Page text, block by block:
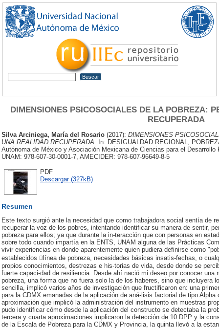
DIMENSIONES PSICOSOCIALES DE LA POBREZA:
RECUPERADA
Silva Arciniega, María del Rosario (2017): DIMENSIONES
UNA REALIDAD RECUPERADA.
In: DESIGUALDAD REGIONAL,
Autónoma de México y Asociación Mexicana de Ciencias para el
UNAM: 978-607-30-0001-7, AMECIDER: 978-607-96649-8-5
PDF
Descargar (327kB)
Resumen
Este texto surgió ante la necesidad que como trabajadora social sentía de
recuperar la voz de los pobres, intentando identificar su manera de sentir,
pobreza para ellos; ya que durante la in-teracción que con personas en
sobre todo cuando impartía en la ENTS, UNAM alguna de las Prácticas
vivir experiencias en donde aparentemente quien pudiera definirse como
establecidos línea de pobreza, necesidades básicas insatis-fechas, o
propios conocimientos, destrezas e his-torias de vida, desde donde se
fuerte capaci-dad de resiliencia. Desde ahí nació mi deseo por conocer una
pobreza, una forma que no fuera solo la de los haberes, sino que incluyera
sencilla, implicó varios años de investigación que fructificaron en: una
para la CDMX emanadas de la aplicación de aná-lisis factorial de tipo
aproximación que implicó la administración del instrumento en muestras
pudo identificar cómo desde la aplicación del constructo se detectaba la
tercera y cuarta aproximaciones implicaron la detección de 10 DPP y la
de la Escala de Pobreza para la CDMX y Provincia, la quinta llevó a la